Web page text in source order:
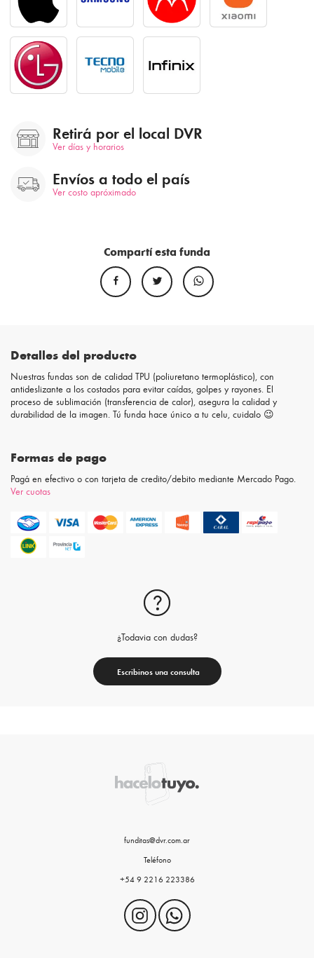
Retirá por el local DVR
Ver días y horarios
Envíos a todo el país
Ver costo apróximado
Compartí esta funda
Detalles del producto
Nuestras fundas son de calidad TPU (poliuretano termoplástico), con
antideslizante a los costados para evitar caídas, golpes y rayones. El
proceso de sublimación (transferencia de calor), asegura la calidad y
durabilidad de la imagen. Tú funda hace único a tu celu, cuidalo 😉
Formas de pago
Pagá en efectivo o con tarjeta de credito/debito mediante Mercado Pago.
Ver cuotas
¿Todavia con dudas?
Escribinos una consulta
funditas@dvr.com.ar
Teléfono
+54 9 2216 223386